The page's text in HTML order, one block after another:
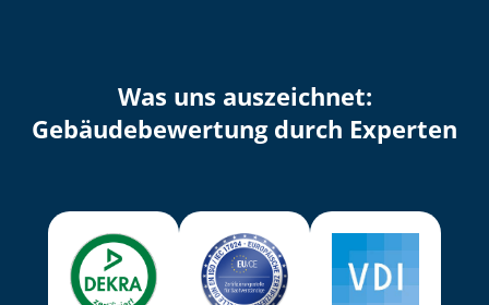
Was uns auszeichnet:
Ge­bäu­de­be­wer­tung durch Experten